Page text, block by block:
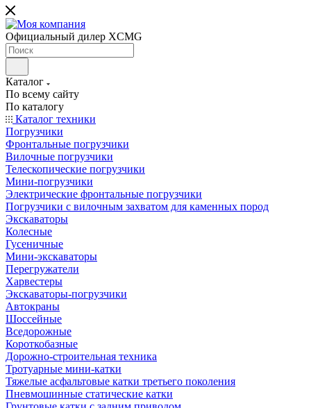
Официальный дилер XCMG
Каталог
По всему сайту
По каталогу
Каталог техники
Погрузчики
Фронтальные погрузчики
Вилочные погрузчики
Телескопические погрузчики
Мини-погрузчики
Электрические фронтальные погрузчики
Погрузчики с вилочным захватом для каменных пород
Экскаваторы
Колесные
Гусеничные
Мини-экскаваторы
Перегружатели
Харвестеры
Экскаваторы-погрузчики
Автокраны
Шоссейные
Вседорожные
Короткобазные
Дорожно-строительная техника
Тротуарные мини-катки
Тяжелые асфальтовые катки третьего поколения
Пневмошинные статические катки